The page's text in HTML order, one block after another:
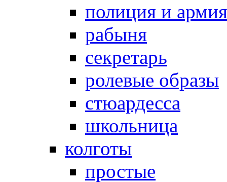
полиция и армия
рабыня
секретарь
ролевые образы
стюардесса
школьница
колготы
простые